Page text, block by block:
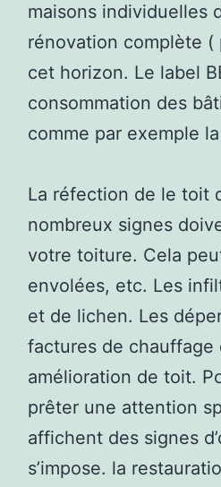
maisons individuelles
rénovation complète (
cet horizon. Le label
consommation des
comme par exemple
La réfection de le toit
nombreux signes
votre toiture. Cela
envolées, etc. Les
et de lichen. Les
factures de chauffage
amélioration de toit.
prêter une attention
affichent des signes
s’impose. la